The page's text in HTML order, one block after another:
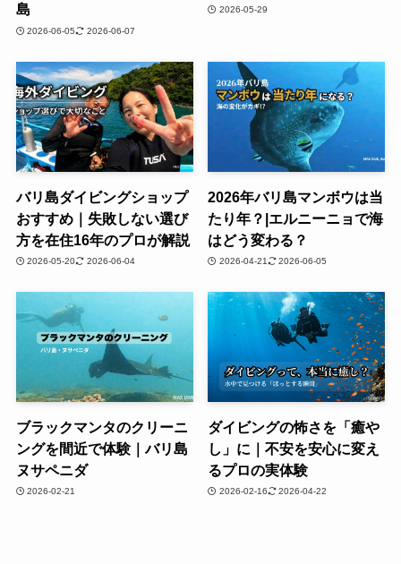
島
2026-06-05 2026-06-07
2026-05-29
バリ島ダイビングショップ
おすすめ｜失敗しない選び
方を在住16年のプロが解説
2026-05-20 2026-06-04
2026年バリ島マンボウは当
たり年？|エルニーニョで海
はどう変わる？
2026-04-21 2026-06-05
ブラックマンタのクリーニ
ングを間近で体験｜バリ島
ヌサペニダ
2026-02-21
ダイビングの怖さを「癒や
し」に｜不安を安心に変え
るプロの実体験
2026-02-16 2026-04-22